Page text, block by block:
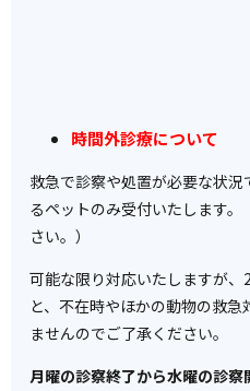
時間外診療について
救急で診察や処置が必要な状
るペットのみ受付いたします
さい。）
可能な限り対応いたしますが
と、不在時やほかの動物の救
ませんのでご了承ください。
月曜の診察終了から水曜の診